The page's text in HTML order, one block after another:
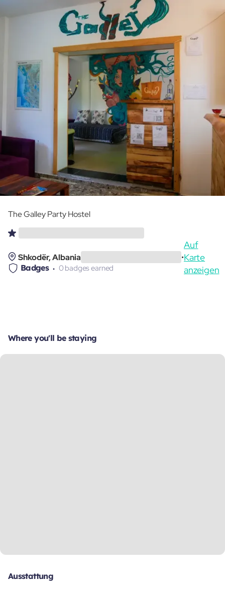
The Galley Party Hostel
Shkodër, Albania •
Auf
Karte
anzeigen
Badges 0 badges earned
Where you'll be staying
Ausstattung